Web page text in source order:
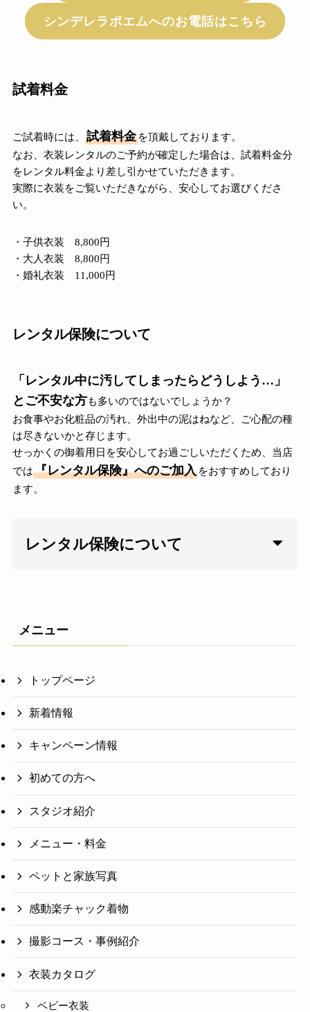
シンデレラポエムへのお電話はこちら
試着料金
ご試着時には、 試着料金を頂戴しております。
なお、衣装レンタルのご予約が確定した場合は、試着料金分
をレンタル料金より差し引かせていただきます。
実際に衣装をご覧いただきながら、安心してお選びくださ
い。
・子供衣装 8,800円
・大人衣装 8,800円
・婚礼衣装 11,000円
レンタル保険について
「レンタル中に汚してしまったらどうしよう…」
とご不安な方も多いのではないでしょうか？
お食事やお化粧品の汚れ、外出中の泥はねなど、ご心配の種
は尽きないかと存じます。
せっかくの御着用日を安心してお過ごしいただくため、当店
では『レンタル保険』へのご加入をおすすめしており
ます。
レンタル保険について
メニュー
トップページ
新着情報
キャンペーン情報
初めての方へ
スタジオ紹介
メニュー・料金
ペットと家族写真
感動楽チャック着物
撮影コース・事例紹介
衣装カタログ
ベビー衣装